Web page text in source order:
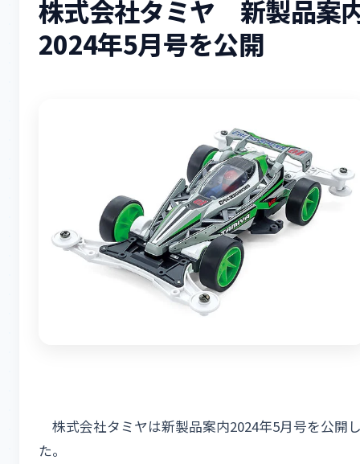
株式会社タミヤ 新製品案
2024年5月号を公開
株式会社タミヤは新製品案内2024年5月号を公開
た。